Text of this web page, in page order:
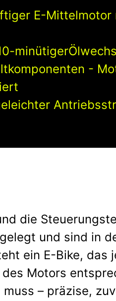
E-Mittelmotor
-
die
und sind in
ein E-Bike, das
Motors
– präzise,